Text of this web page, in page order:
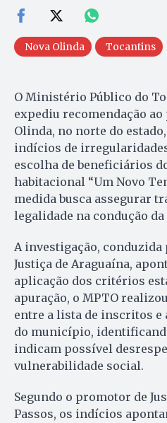
Nova Olinda Tocantins
O Ministério Público do
expediu recomendação
Olinda, no norte do
indícios de
escolha de beneficiários
habitacional “Um Novo
medida busca assegurar
legalidade na condução da
A investigação, conduzida
Justiça de Araguaína,
aplicação dos critérios
apuração, o MPTO
entre a lista de inscritos e
do município,
indicam possível
vulnerabilidade social.
Segundo o promotor de
Passos, os indícios